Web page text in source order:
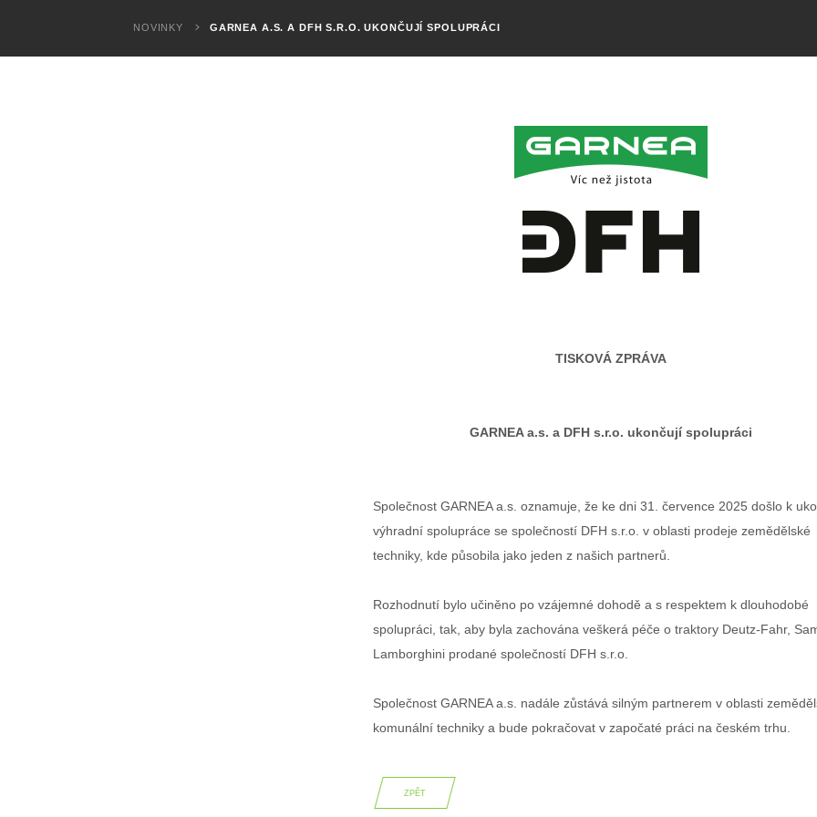
NOVINKY GARNEA A.S. A DFH S.R.O. UKONČUJÍ SPOLUPRÁCI
TISKOVÁ ZPRÁVA
GARNEA a.s. a DFH s.r.o. ukončují spolupráci
Společnost GARNEA a.s. oznamuje, že ke dni 31. července 2025 došlo k
výhradní spolupráce se společností DFH s.r.o. v oblasti prodeje zemědělské
techniky, kde působila jako jeden z našich partnerů.
Rozhodnutí bylo učiněno po vzájemné dohodě a s respektem k dlouhodobé
spolupráci, tak, aby byla zachována veškerá péče o traktory Deutz-Fahr,
Lamborghini prodané společností DFH s.r.o.
Společnost GARNEA a.s. nadále zůstává silným partnerem v oblasti
komunální techniky a bude pokračovat v započaté práci na českém trhu.
ZPĚT